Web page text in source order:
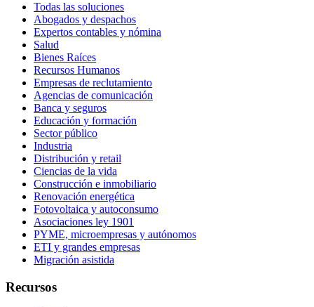
Todas las soluciones
Abogados y despachos
Expertos contables y nómina
Salud
Bienes Raíces
Recursos Humanos
Empresas de reclutamiento
Agencias de comunicación
Banca y seguros
Educación y formación
Sector público
Industria
Distribución y retail
Ciencias de la vida
Construcción e inmobiliario
Renovación energética
Fotovoltaica y autoconsumo
Asociaciones ley 1901
PYME, microempresas y autónomos
ETI y grandes empresas
Migración asistida
Recursos